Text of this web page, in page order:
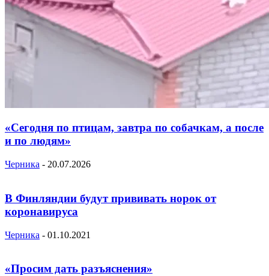
«Сегодня по птицам, завтра по собачкам, а после
и по людям»
Черника - 20.07.2026
В Финляндии будут прививать норок от
коронавируса
Черника - 01.10.2021
«Просим дать разъяснения»